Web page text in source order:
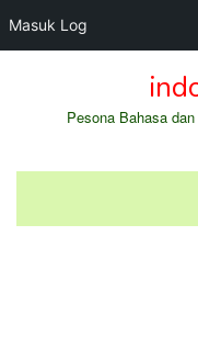
Masuk Log
Pesona Bahasa